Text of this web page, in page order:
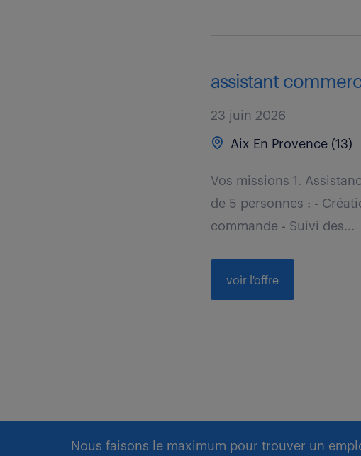
assistant
23 juin 2026
Aix En Provence (13)
Vos missions 1.
de 5 personnes : -
commande - Suivi des...
voir l'offre
Nous faisons le maximum pour trouver un